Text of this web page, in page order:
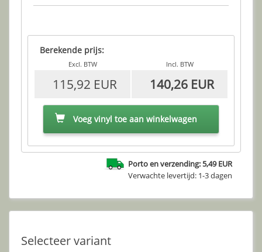
Berekende prijs:
Excl. BTW Incl. BTW
115,92 EUR 140,26 EUR
Voeg vinyl toe aan winkelwagen
Porto en verzending: 5,49 EUR
Verwachte levertijd: 1-3 dagen
Selecteer variant